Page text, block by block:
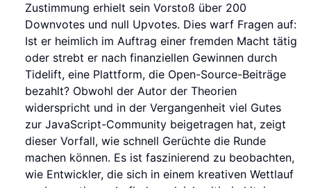
Zustimmung erhielt sein Vorstoß über 200
Downvotes und null Upvotes. Dies warf Fragen auf:
Ist er heimlich im Auftrag einer fremden Macht tätig
oder strebt er nach finanziellen Gewinnen durch
Tidelift, eine Plattform, die Open-Source-Beiträge
bezahlt? Obwohl der Autor der Theorien
widerspricht und in der Vergangenheit viel Gutes
zur JavaScript-Community beigetragen hat, zeigt
dieser Vorfall, wie schnell Gerüchte die Runde
machen können. Es ist faszinierend zu beobachten,
wie Entwickler, die sich in einem kreativen Wettlauf